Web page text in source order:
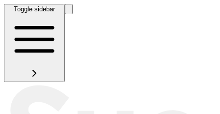
Toggle sidebar